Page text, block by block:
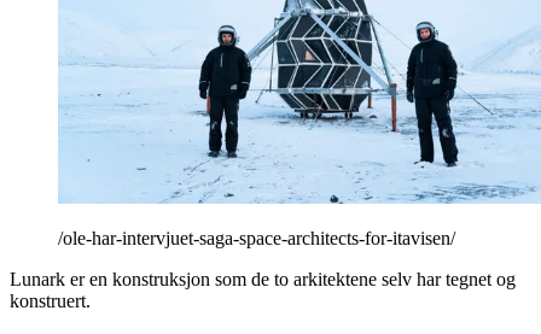
/ole-har-intervjuet-saga-space-architects-for-itavisen/
Lunark er en konstruksjon som de to arkitektene selv har tegnet og
konstruert.